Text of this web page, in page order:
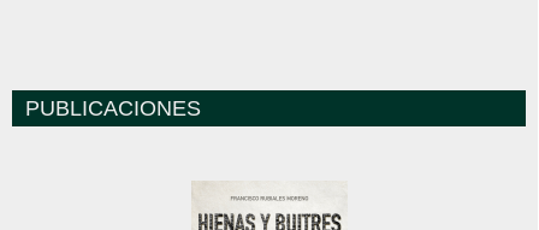
PUBLICACIONES